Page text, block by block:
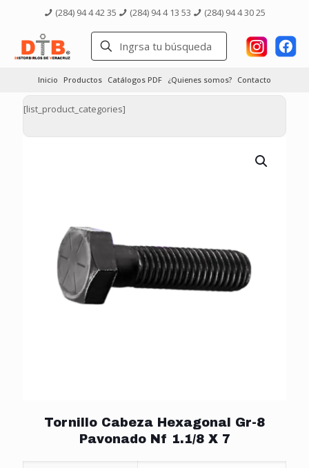
(284) 94 4 42 35 (284) 94 4 13 53 (284) 94 4 30 25
Inicio Productos Catálogos PDF ¿Quienes somos? Contacto
[list_product_categories]
Tornillo Cabeza Hexagonal Gr-8
Pavonado Nf 1.1/8 X 7